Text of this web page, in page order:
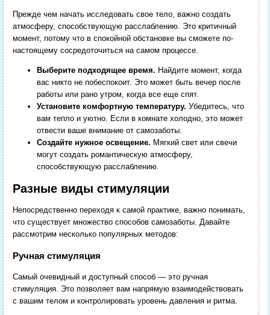
Прежде чем начать исследовать свое тело, важно создать
атмосферу, способствующую расслаблению. Это критичный
момент, потому что в спокойной обстановке вы сможете по-
настоящему сосредоточиться на самом процессе.
Выберите подходящее время. Найдите момент, когда
вас никто не побеспокоит. Это может быть вечер после
работы или рано утром, когда все еще спят.
Установите комфортную температуру. Убедитесь, что
вам тепло и уютно. Если в комнате холодно, это может
отвести ваше внимание от самозаботы.
Создайте нужное освещение. Мягкий свет или свечи
могут создать романтическую атмосферу,
способствующую расслаблению.
Разные виды стимуляции
Непосредственно переходя к самой практике, важно понимать,
что существует множество способов самозаботы. Давайте
рассмотрим несколько популярных методов:
Ручная стимуляция
Самый очевидный и доступный способ — это ручная
стимуляция. Это позволяет вам напрямую взаимодействовать
с вашим телом и контролировать уровень давления и ритма.